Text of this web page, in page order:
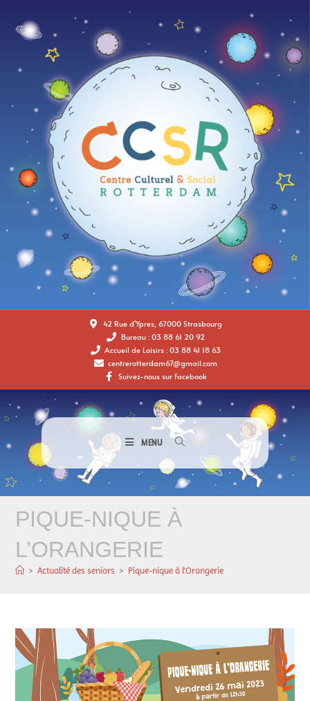
42 Rue d'Ypres, 67000 Strasbourg
Bureau : 03 88 61 20 92
Accueil de Loisirs : 03 88 41 18 63
centrerotterdam67@gmail.com
Suivez-nous sur Facebook
MENU
PIQUE-NIQUE À
L’ORANGERIE
> Actualité des seniors > Pique-nique à l’Orangerie